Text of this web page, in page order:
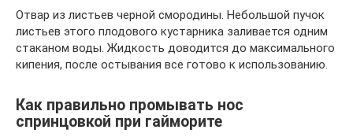
Отвар из листьев черной смородины. Небольшой пучок
листьев этого плодового кустарника заливается одним
стаканом воды. Жидкость доводится до максимального
кипения, после остывания все готово к использованию.
Как правильно промывать нос
спринцовкой при гайморите